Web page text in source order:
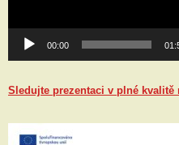
00:00
Sledujte prezentaci v plné kvalitě